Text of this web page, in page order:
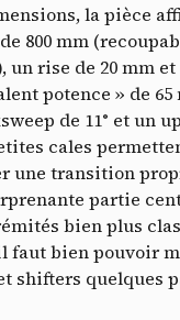
la pièce
800 mm
un rise de 20 mm
potence » de 65
de 11° et un
cales
une transition
partie
bien plus
faut bien pouvoir
shifters quelques